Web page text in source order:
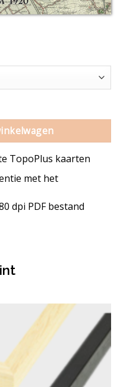
TopoPlus kaarten
met het
dpi PDF bestand